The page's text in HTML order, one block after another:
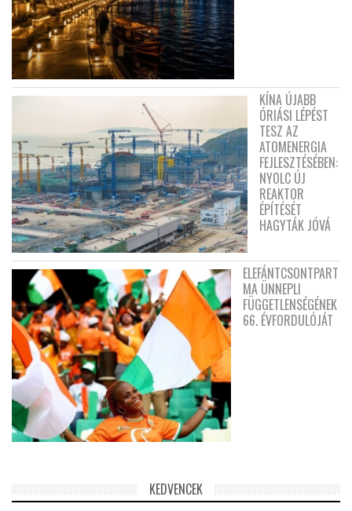
KÍNA ÚJABB
ÓRIÁSI LÉPÉST
TESZ AZ
ATOMENERGIA
FEJLESZTÉSÉBEN:
NYOLC ÚJ
REAKTOR
ÉPÍTÉSÉT
HAGYTÁK JÓVÁ
ELEFÁNTCSONTPART
MA ÜNNEPLI
FÜGGETLENSÉGÉNEK
66. ÉVFORDULÓJÁT
KEDVENCEK